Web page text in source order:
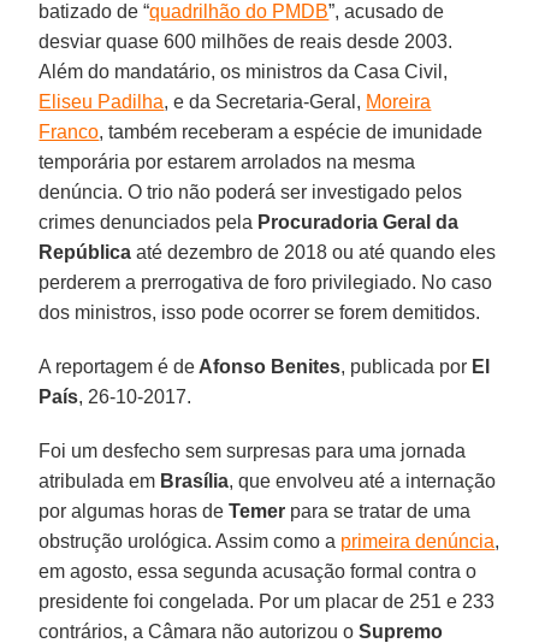
batizado de “quadrilhão do PMDB”, acusado de
desviar quase 600 milhões de reais desde 2003.
Além do mandatário, os ministros da Casa Civil,
Eliseu Padilha, e da Secretaria-Geral, Moreira
Franco, também receberam a espécie de imunidade
temporária por estarem arrolados na mesma
denúncia. O trio não poderá ser investigado pelos
crimes denunciados pela Procuradoria Geral da
República até dezembro de 2018 ou até quando eles
perderem a prerrogativa de foro privilegiado. No caso
dos ministros, isso pode ocorrer se forem demitidos.
A reportagem é de Afonso Benites, publicada por El
País, 26-10-2017.
Foi um desfecho sem surpresas para uma jornada
atribulada em Brasília, que envolveu até a internação
por algumas horas deTemer para se tratar de uma
obstrução urológica. Assim como a primeira denúncia,
em agosto, essa segunda acusação formal contra o
presidente foi congelada. Por um placar de 251 e 233
contrários, a Câmara não autorizou oSupremo